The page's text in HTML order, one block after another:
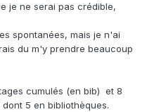
je ne serai pas crédible,
spontanées, mais je n'ai
du m'y prendre beaucoup
cumulés (en bib) et 8
5 en bibliothèques.